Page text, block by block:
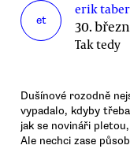
et
erik
30.
Tak tedy
Dušínové rozodně
vypadalo, kdyby
jak se novináři
Ale nechci zase